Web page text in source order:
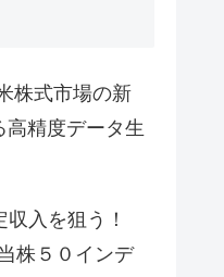
株式市場の新
高精度データ生
収入を狙う！
株５０インデ